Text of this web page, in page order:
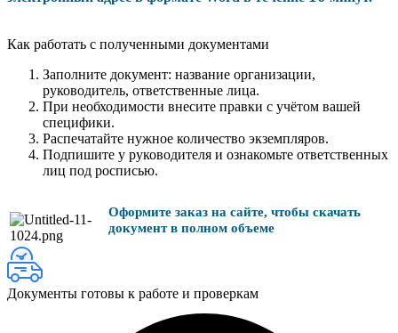
Как работать с полученными документами
Заполните документ: название организации,
руководитель, ответственные лица.
При необходимости внесите правки с учётом вашей
специфики.
Распечатайте нужное количество экземпляров.
Подпишите у руководителя и ознакомьте ответственных
лиц под росписью.
Оформите заказ на сайте, чтобы скачать
документ в полном объеме
Документы готовы к работе и проверкам